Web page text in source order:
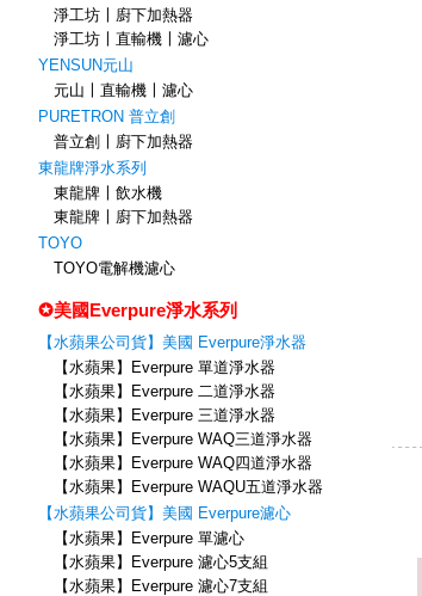
淨工坊〡廚下加熱器
淨工坊〡直輸機〡濾心
YENSUN元山
元山〡直輸機〡濾心
PURETRON 普立創
普立創〡廚下加熱器
東龍牌淨水系列
東龍牌〡飲水機
東龍牌〡廚下加熱器
TOYO
TOYO電解機濾心
✪美國Everpure淨水系列
【水蘋果公司貨】美國 Everpure淨水器
【水蘋果】Everpure 單道淨水器
【水蘋果】Everpure 二道淨水器
【水蘋果】Everpure 三道淨水器
【水蘋果】Everpure WAQ三道淨水器
【水蘋果】Everpure WAQ四道淨水器
【水蘋果】Everpure WAQU五道淨水器
【水蘋果公司貨】美國 Everpure濾心
【水蘋果】Everpure 單濾心
【水蘋果】Everpure 濾心5支組
【水蘋果】Everpure 濾心7支組